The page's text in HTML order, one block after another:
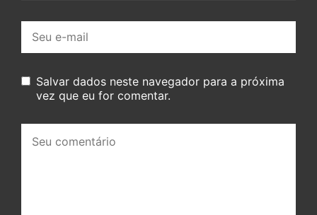
mail:
Salvar dados neste navegador para a próxima
vez que eu for comentar.
comentário: